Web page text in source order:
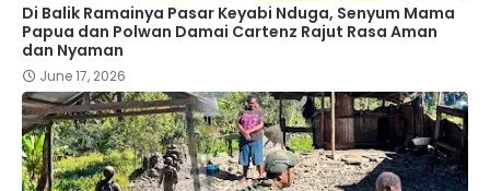
Di Balik Ramainya Pasar Keyabi Nduga, Senyum Mama
Papua dan Polwan Damai Cartenz Rajut Rasa Aman
dan Nyaman
June 17, 2026